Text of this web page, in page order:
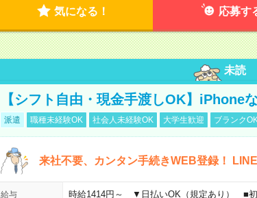
気になる！ 応募す
未読
【シフト自由・現金手渡しOK】iPhone
派遣 職種未経験OK 社会人未経験OK 大学生歓迎 ブランクOK
来社不要、カンタン手続きWEB登録！
給与 時給1414円～ ▼日払いOK（規定あり） ■